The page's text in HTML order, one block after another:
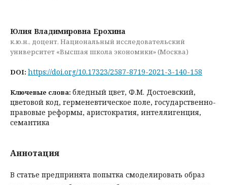
Юлия Владимировна Ерохина
к.ю.н., доцент, Национальный исследовательский
университет «Высшая школа экономики» (Москва)
DOI: https://doi.org/10.17323/2587-8719-2021-3-140-158
Ключевые слова: бледный цвет, Ф.М. Достоевский,
цветовой код, герменевтическое поле, государственно-
правовые реформы, аристократия, интеллигенция,
семантика
Аннотация
В статье предпринята попытка смоделировать образ